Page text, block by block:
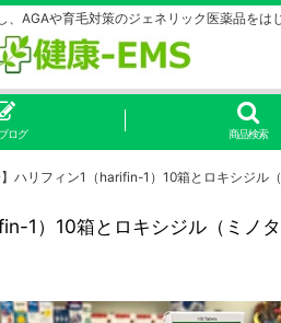
AGAや育毛対策のジェネリック医薬品をは
ログ 商品検索
ハリフィン1（harifin-1）10箱とロキシジル
1）10箱とロキシジル（ミノ